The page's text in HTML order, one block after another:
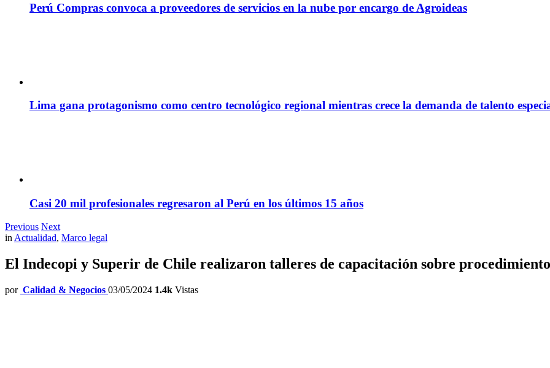
Perú Compras convoca a proveedores de servicios en la nube por encargo de Agroideas
Lima gana protagonismo como centro tecnológico regional mientras crece la demanda de talento
Casi 20 mil profesionales regresaron al Perú en los últimos 15 años
Previous Next
inActualidad, Marco legal
El Indecopi y Superir de Chile realizaron talleres de capacitación sobre
por Calidad & Negocios 03/05/2024 1.4k Vistas